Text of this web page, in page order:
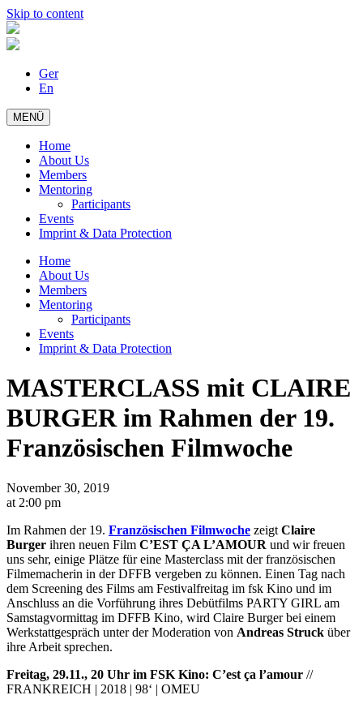
Skip to content
Ger
En
MENÜ
Home
About Us
Members
Mentoring
Participants
Events
Imprint & Data Protection
Home
About Us
Members
Mentoring
Participants
Events
Imprint & Data Protection
MASTERCLASS mit CLAIRE
BURGER im Rahmen der 19.
Französischen Filmwoche
November 30, 2019
at 2:00 pm
Im Rahmen der 19. Französischen Filmwoche zeigt Claire
Burger ihren neuen Film C’EST ÇA L’AMOUR und wir freuen
uns sehr, einige Plätze für eine Masterclass mit der französischen
Filmemacherin in der DFFB vergeben zu können. Einen Tag nach
dem Screening des Films am Festivalfreitag im fsk Kino und im
Anschluss an die Vorführung ihres Debütfilms PARTY GIRL am
Samstagvormittag im DFFB Kino, wird Claire Burger bei einem
Werkstattgespräch unter der Moderation von Andreas Struck über
ihre Arbeit sprechen.
Freitag, 29.11., 20 Uhr im FSK Kino: C’est ça l’amour //
FRANKREICH | 2018 | 98‘ | OMEU